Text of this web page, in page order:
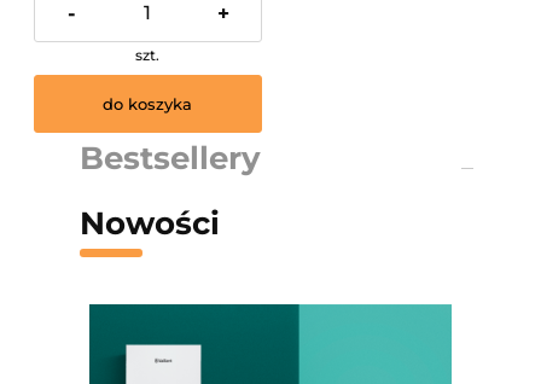
- +
szt.
do koszyka
Nowości
Bestsellery